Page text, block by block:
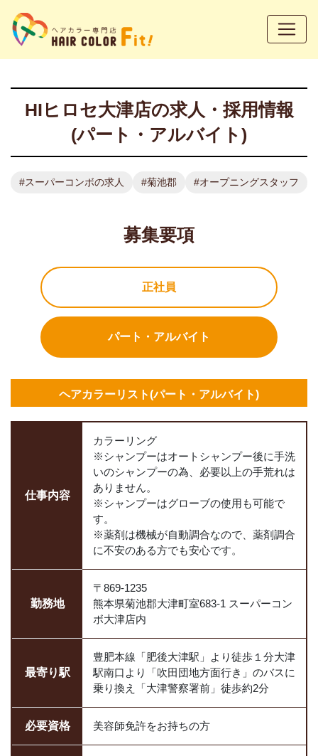
HIヒロセ大津店の求人・採用情報
(パート・アルバイト)
#スーパーコンボの求人 #菊池郡 #オープニングスタッフ
募集要項
正社員
パート・アルバイト
ヘアカラーリスト(パート・アルバイト)
仕事内容
カラーリング
※シャンプーはオートシャンプー後に手洗
いのシャンプーの為、必要以上の手荒れは
ありません。
※シャンプーはグローブの使用も可能で
す。
※薬剤は機械が自動調合なので、薬剤調合
に不安のある方でも安心です。
勤務地
〒869-1235
熊本県菊池郡大津町室683-1 スーパーコン
ボ大津店内
最寄り駅
豊肥本線「肥後大津駅」より徒歩１分大津
駅南口より「吹田団地方面行き」のバスに
乗り換え「大津警察署前」徒歩約2分
必要資格 美容師免許をお持ちの方